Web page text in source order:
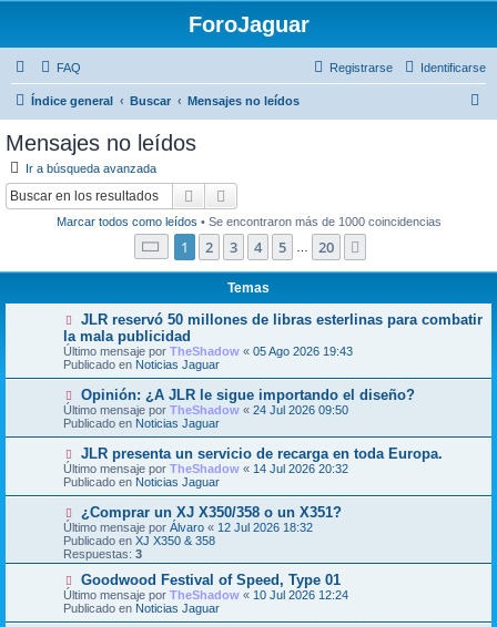
ForoJaguar
FAQ Identificarse
Registrarse
Índice general Buscar Mensajes no leídos
Mensajes no leídos
Ir a búsqueda avanzada
Buscar
Marcar todos como leídos • Se encontraron más de 1000 coincidencias
Página de 20
1 2 3 4 5 20
Temas
N
e
v
o
m
e
n
s
a
e
JLR reservó 50 millones de libras esterlinas para combatir
la mala publicidad
Último mensaje por TheShadow « 05 Ago 2026 19:43
Publicado en Noticias Jaguar
N
u
e
v
m
e
n
s
j
e
Opinión: ¿A JLR le sigue importando el diseño?
Último mensaje por TheShadow « 24 Jul 2026 09:50
Publicado en Noticias Jaguar
N
u
e
v
m
e
n
s
e
JLR presenta un servicio de recarga en toda Europa.
Último mensaje por TheShadow « 14 Jul 2026 20:32
Publicado en Noticias Jaguar
N
u
e
v
o
m
e
n
s
¿Comprar un XJ X350/358 o un X351?
Último mensaje por Álvaro « 12 Jul 2026 18:32
Publicado en XJ X350 & 358
Respuestas: 3
N
u
e
v
Goodwood Festival of Speed, Type 01
Último mensaje por TheShadow « 10 Jul 2026 12:24
Publicado en Noticias Jaguar